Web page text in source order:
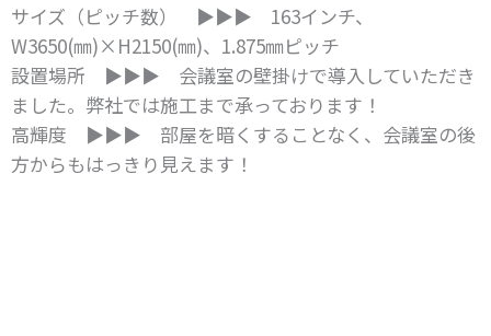
サイズ（ピッチ数） ▶▶▶
163インチ、
W3650(㎜)×H2150(㎜)、1.875㎜ピッチ
設置場所 ▶▶▶ 会議室の壁掛けで導入していただき
ました。弊社では施工まで承っております！
高輝度 ▶▶▶ 部屋を暗くすることなく、会議室の後
方からもはっきり見えます！